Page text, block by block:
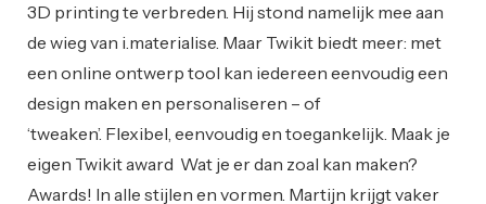
3D printing te verbreden. Hij stond namelijk mee aan
de wieg van i.materialise. Maar Twikit biedt meer: met
een online ontwerp tool kan iedereen eenvoudig een
design maken en personaliseren – of
‘tweaken’. Flexibel, eenvoudig en toegankelijk. Maak je
eigen Twikit award Wat je er dan zoal kan maken?
Awards! In alle stijlen en vormen. Martijn krijgt vaker